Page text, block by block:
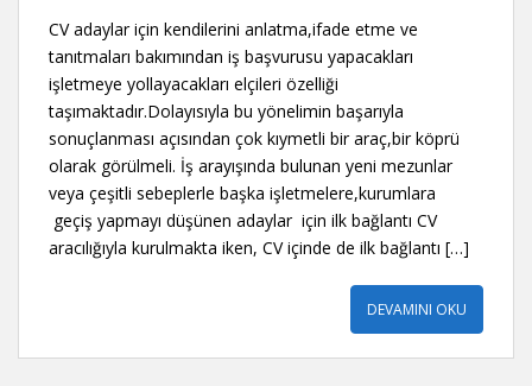
CV adaylar için kendilerini anlatma,ifade etme ve
tanıtmaları bakımından iş başvurusu yapacakları
işletmeye yollayacakları elçileri özelliği
taşımaktadır.Dolayısıyla bu yönelimin başarıyla
sonuçlanması açısından çok kıymetli bir araç,bir köprü
olarak görülmeli. İş arayışında bulunan yeni mezunlar
veya çeşitli sebeplerle başka işletmelere,kurumlara
geçiş yapmayı düşünen adaylar için ilk bağlantı CV
aracılığıyla kurulmakta iken, CV içinde de ilk bağlantı […]
DEVAMINI OKU